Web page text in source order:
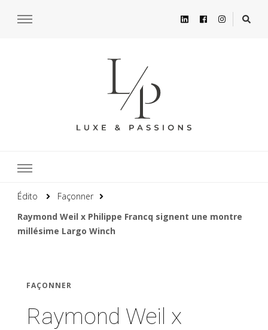
Édito
Façonner
Raymond Weil x Philippe Francq signent une montre
millésime Largo Winch
FAÇONNER
Raymond Weil x